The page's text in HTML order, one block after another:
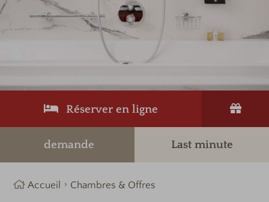
Réserver en ligne
demande Last minute
Accueil Chambres & Offres
Chèques-cadeaux
Codes de réservation